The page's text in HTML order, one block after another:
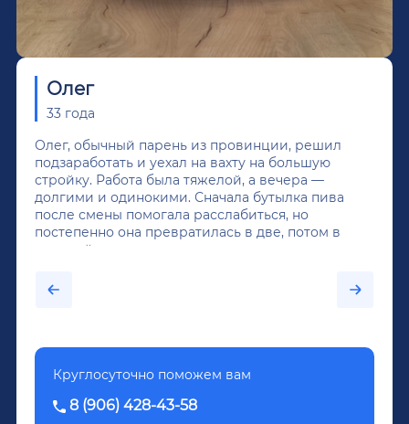
Олег
33 года
Олег, обычный парень из провинции, решил
подзаработать и уехал на вахту на большую
стройку. Работа была тяжелой, а вечера —
долгими и одинокими. Сначала бутылка пива
после смены помогала расслабиться, но
постепенно она превратилась в две, потом в
крепкий алкоголь, и вот он уже пил почти
было назначено кодирование по методу
Довженко.
Круглосуточно поможем вам
8 (906) 428-43-58